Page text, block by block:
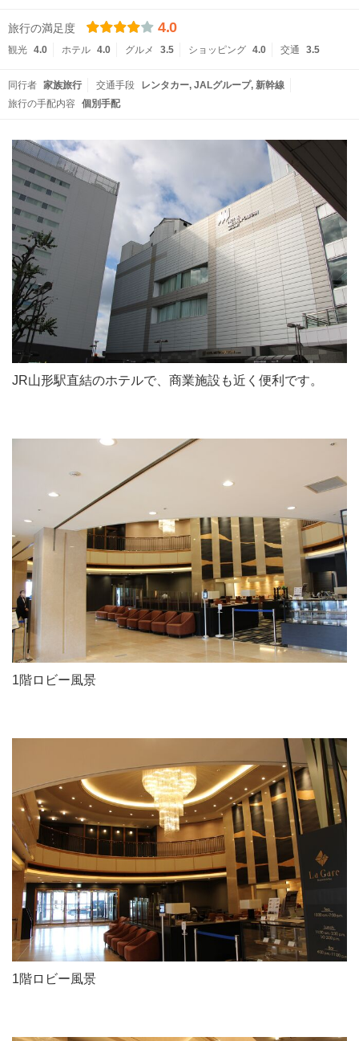
旅行の満足度 4.0
観光 4.0 ホテル 4.0 グルメ 3.5 ショッピング 4.0 交通 3.5
同行者 家族旅行 交通手段 レンタカー JALグループ 新幹線
旅行の手配内容
個別手配
JR山形駅直結のホテルで、商業施設も近く便利です。
1階ロビー風景
1階ロビー風景